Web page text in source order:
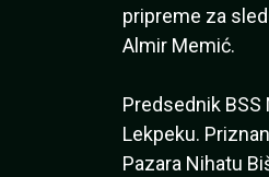
pripreme za
Almir Memić.
Predsednik
Lekpeku.
Pazara Nihatu